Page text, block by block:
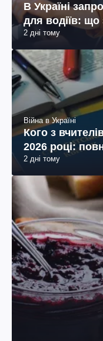
В Україні
для водіїв: що
2 дні тому
Війна в Україні
Кого з
2026 році:
2 дні тому